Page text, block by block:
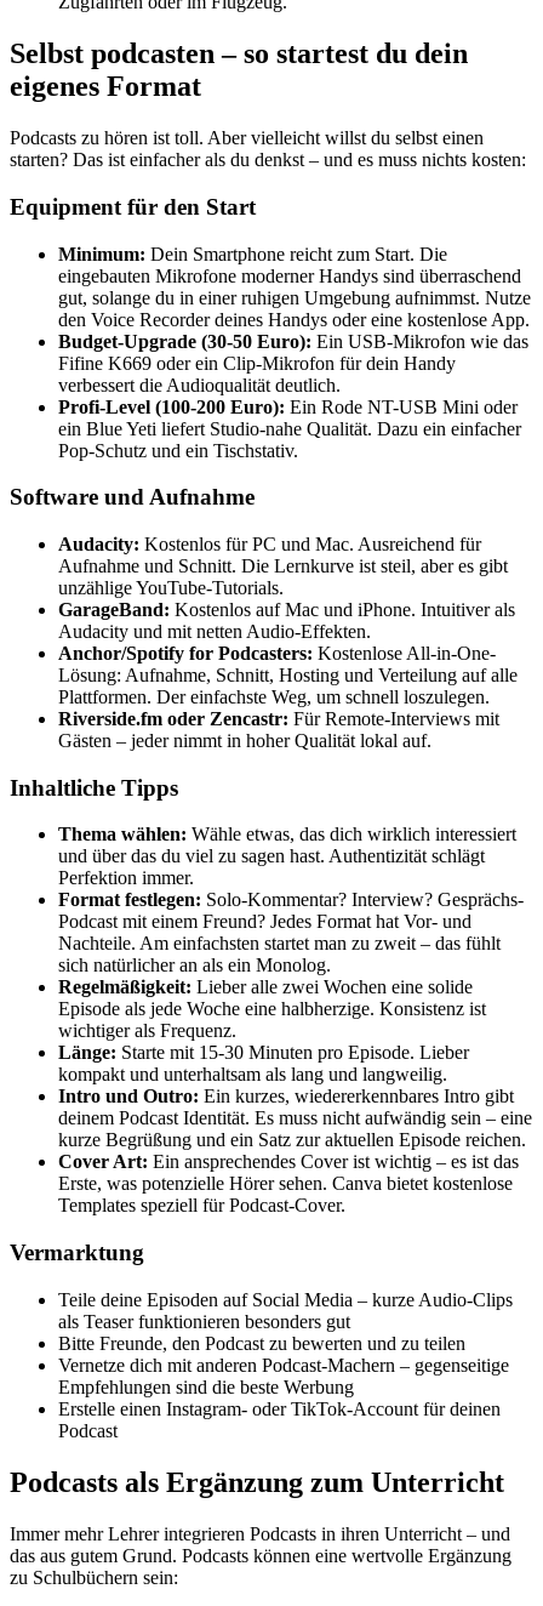
Selbst podcasten – so startest du dein
eigenes Format
Podcasts zu hören ist toll. Aber vielleicht willst du selbst einen
starten? Das ist einfacher als du denkst – und es muss nichts kosten:
Equipment für den Start
Minimum: Dein Smartphone reicht zum Start. Die
eingebauten Mikrofone moderner Handys sind überraschend
gut, solange du in einer ruhigen Umgebung aufnimmst. Nutze
den Voice Recorder deines Handys oder eine kostenlose App.
Budget-Upgrade (30-50 Euro): Ein USB-Mikrofon wie das
Fifine K669 oder ein Clip-Mikrofon für dein Handy
verbessert die Audioqualität deutlich.
Profi-Level (100-200 Euro): Ein Rode NT-USB Mini oder
ein Blue Yeti liefert Studio-nahe Qualität. Dazu ein einfacher
Pop-Schutz und ein Tischstativ.
Software und Aufnahme
Audacity: Kostenlos für PC und Mac. Ausreichend für
Aufnahme und Schnitt. Die Lernkurve ist steil, aber es gibt
unzählige YouTube-Tutorials.
GarageBand: Kostenlos auf Mac und iPhone. Intuitiver als
Audacity und mit netten Audio-Effekten.
Anchor/Spotify for Podcasters: Kostenlose All-in-One-
Lösung: Aufnahme, Schnitt, Hosting und Verteilung auf alle
Plattformen. Der einfachste Weg, um schnell loszulegen.
Riverside.fm oder Zencastr: Für Remote-Interviews mit
Gästen – jeder nimmt in hoher Qualität lokal auf.
Inhaltliche Tipps
Thema wählen: Wähle etwas, das dich wirklich interessiert
und über das du viel zu sagen hast. Authentizität schlägt
Perfektion immer.
Format festlegen: Solo-Kommentar? Interview? Gesprächs-
Podcast mit einem Freund? Jedes Format hat Vor- und
Nachteile. Am einfachsten startet man zu zweit – das fühlt
sich natürlicher an als ein Monolog.
Regelmäßigkeit: Lieber alle zwei Wochen eine solide
Episode als jede Woche eine halbherzige. Konsistenz ist
wichtiger als Frequenz.
Länge: Starte mit 15-30 Minuten pro Episode. Lieber
kompakt und unterhaltsam als lang und langweilig.
Intro und Outro: Ein kurzes, wiedererkennbares Intro gibt
deinem Podcast Identität. Es muss nicht aufwändig sein – eine
kurze Begrüßung und ein Satz zur aktuellen Episode reichen.
Cover Art: Ein ansprechendes Cover ist wichtig – es ist das
Erste, was potenzielle Hörer sehen. Canva bietet kostenlose
Templates speziell für Podcast-Cover.
Vermarktung
Teile deine Episoden auf Social Media – kurze Audio-Clips
als Teaser funktionieren besonders gut
Bitte Freunde, den Podcast zu bewerten und zu teilen
Vernetze dich mit anderen Podcast-Machern – gegenseitige
Empfehlungen sind die beste Werbung
Erstelle einen Instagram- oder TikTok-Account für deinen
Podcast
Podcasts als Ergänzung zum Unterricht
Immer mehr Lehrer integrieren Podcasts in ihren Unterricht – und
das aus gutem Grund. Podcasts können eine wertvolle Ergänzung
zu Schulbüchern sein: